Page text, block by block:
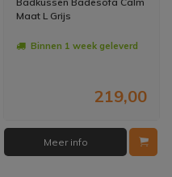
Maat L Grijs
Binnen 1 week geleverd
219,00
Meer info